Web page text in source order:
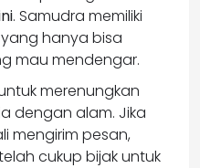
. Samudra memiliki
hanya bisa
mau mendengar.
merenungkan
dengan alam. Jika
mengirim pesan,
cukup bijak untuk